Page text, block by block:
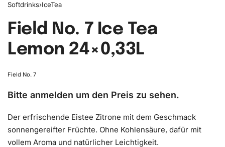
Softdrinks›IceTea
Field No. 7 Ice Tea
Lemon 24×0,33L
Field No. 7
Bitte anmelden um den Preis zu sehen.
Der erfrischende Eistee Zitrone mit dem Geschmack
sonnengereifter Früchte. Ohne Kohlensäure, dafür mit
vollem Aroma und natürlicher Leichtigkeit.